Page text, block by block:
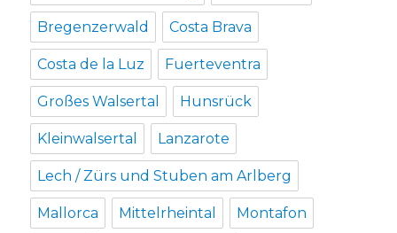
Bregenzerwald Costa Brava
Costa de la Luz Fuerteventra
Großes Walsertal Hunsrück
Kleinwalsertal Lanzarote
Lech / Zürs und Stuben am Arlberg
Mallorca Mittelrheintal Montafon